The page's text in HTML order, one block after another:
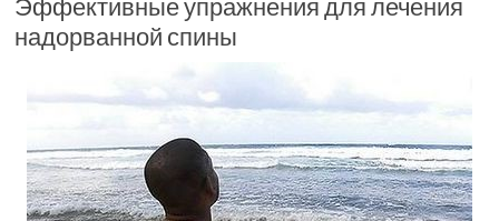
надорванной спины